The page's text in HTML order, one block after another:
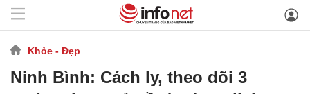
Khỏe - Đẹp
Ninh Bình: Cách ly, theo dõi 3